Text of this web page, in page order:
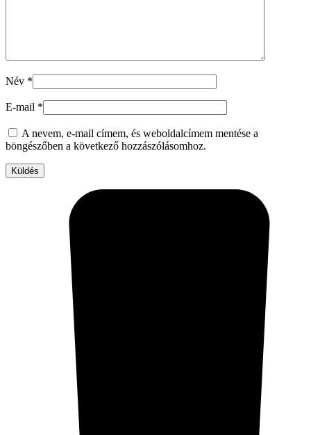
Név *
E-mail *
A nevem, e-mail címem, és weboldalcímem mentése a
böngészőben a következő hozzászólásomhoz.